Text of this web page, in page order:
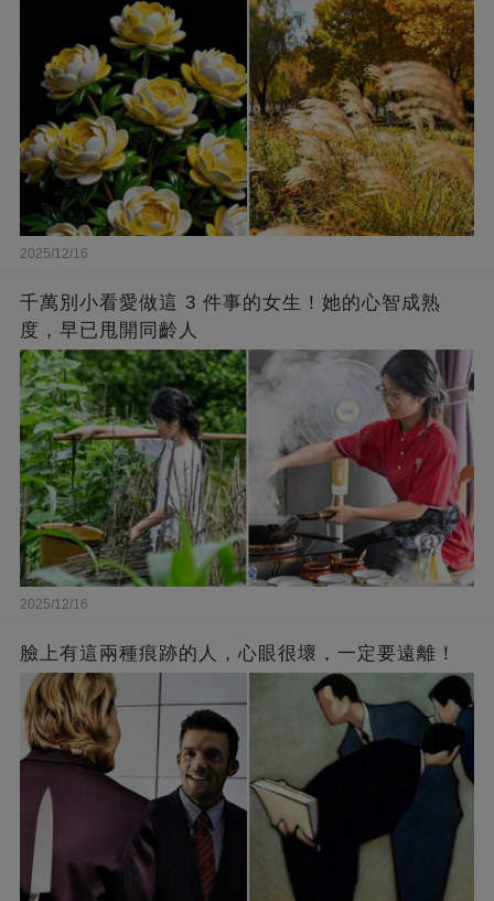
2025/12/16
千萬別小看愛做這 3 件事的女生！她的心智成熟
度，早已甩開同齡人
2025/12/16
臉上有這兩種痕跡的人，心眼很壞，一定要遠離！